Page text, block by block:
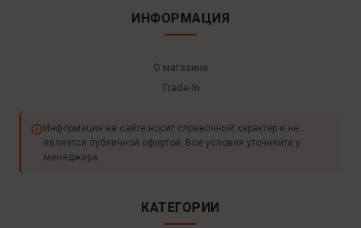
ИНФОРМАЦИЯ
О магазине
Trade-In
Информация на сайте носит справочный характер и не
является публичной офертой. Все условия уточняйте у
менеджера.
КАТЕГОРИИ